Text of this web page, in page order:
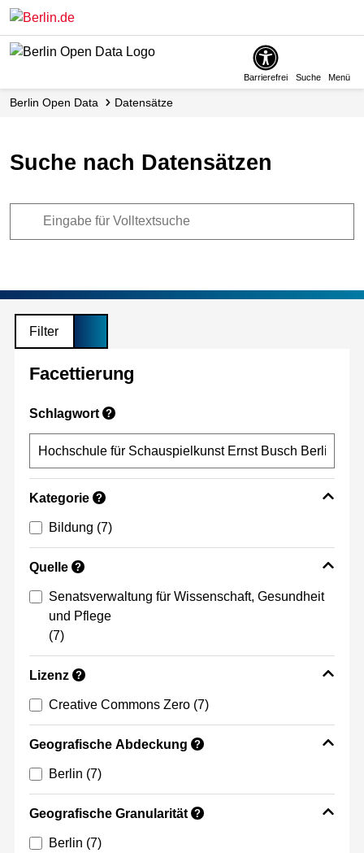
Skip
main
Barrierefrei Suche Menü
Berlin Open Data Datensätze
Suche nach Datensätzen
Filter
Facettierung
Schlagwort ?
Kategorie ?
Bildung (7)
Quelle ?
Senatsverwaltung für Wissenschaft, Gesundheit
und Pflege
(7)
Lizenz ?
Creative Commons Zero (7)
Geografische Abdeckung ?
Berlin (7)
Geografische Granularität ?
Berlin (7)